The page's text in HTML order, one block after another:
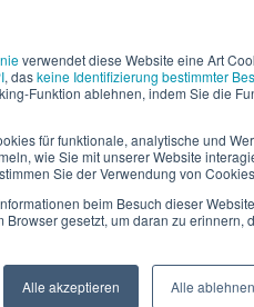
verwendet diese Website eine Art
, daskeine Identifizierung bestimmter
Funktion ablehnen, indem Sie die
für funktionale, analytische und
wie Sie mit unserer Website
Sie der Verwendung von
beim Besuch dieser
gesetzt, um daran zu erinnern,
Alle akzeptieren Alle ablehnen